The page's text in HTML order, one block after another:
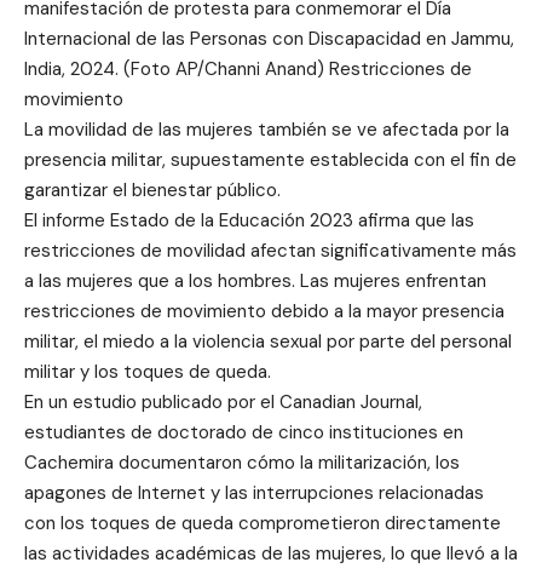
manifestación de protesta para conmemorar el Día
Internacional de las Personas con Discapacidad en Jammu,
India, 2024. (Foto AP/Channi Anand) Restricciones de
movimiento
La movilidad de las mujeres también se ve afectada por la
presencia militar, supuestamente establecida con el fin de
garantizar el bienestar público.
El informe Estado de la Educación 2023 afirma que las
restricciones de movilidad afectan significativamente más
a las mujeres que a los hombres. Las mujeres enfrentan
restricciones de movimiento debido a la mayor presencia
militar, el miedo a la violencia sexual por parte del personal
militar y los toques de queda.
En un estudio publicado por el Canadian Journal,
estudiantes de doctorado de cinco instituciones en
Cachemira documentaron cómo la militarización, los
apagones de Internet y las interrupciones relacionadas
con los toques de queda comprometieron directamente
las actividades académicas de las mujeres, lo que llevó a la